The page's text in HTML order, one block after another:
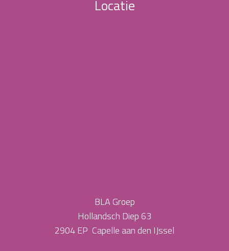
Locatie
BLA Groep
Hollandsch Diep 63
2904 EP Capelle aan den IJssel